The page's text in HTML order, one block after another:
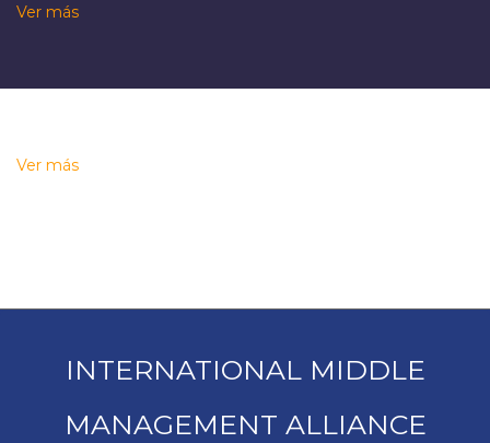
Ver más
Ver más
INTERNATIONAL MIDDLE
MANAGEMENT ALLIANCE